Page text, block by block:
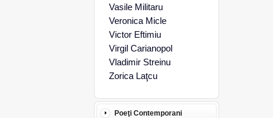
Vasile Militaru
Veronica Micle
Victor Eftimiu
Virgil Carianopol
Vladimir Streinu
Zorica Laţcu
Poeţi Contemporani